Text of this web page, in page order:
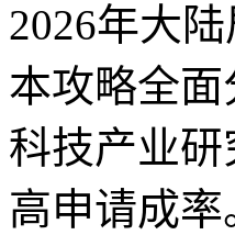
2026年大
本攻略全
科技产业
高申请成率